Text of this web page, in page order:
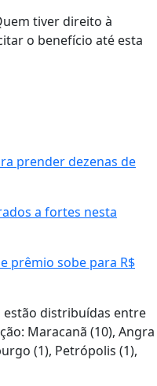
tiver direito à
o benefício até esta
prender dezenas de
a fortes nesta
prêmio sobe para R$
estão distribuídas entre
Maracanã (10), Angra
(1), Petrópolis (1),